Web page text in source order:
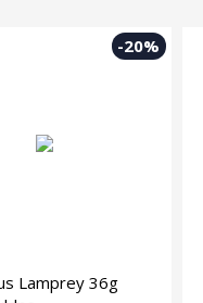
-20%
Lamprey 36g